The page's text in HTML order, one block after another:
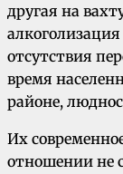
другая на
алкоголизация
отсутствия
время
районе,
Их
отношении не